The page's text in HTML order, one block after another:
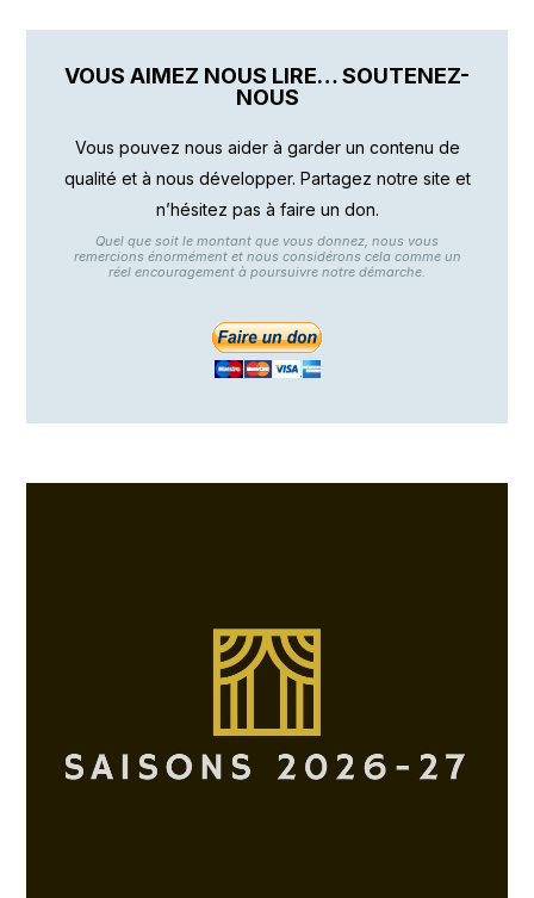
VOUS AIMEZ NOUS LIRE… SOUTENEZ-
NOUS
Vous pouvez nous aider à garder un contenu de
qualité et à nous développer. Partagez notre site et
n’hésitez pas à faire un don.
Quel que soit le montant que vous donnez, nous vous
remercions énormément et nous considérons cela comme un
réel encouragement à poursuivre notre démarche.